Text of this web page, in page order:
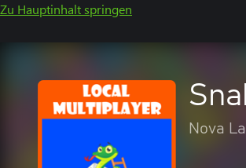
Zu Hauptinhalt springen
Nova